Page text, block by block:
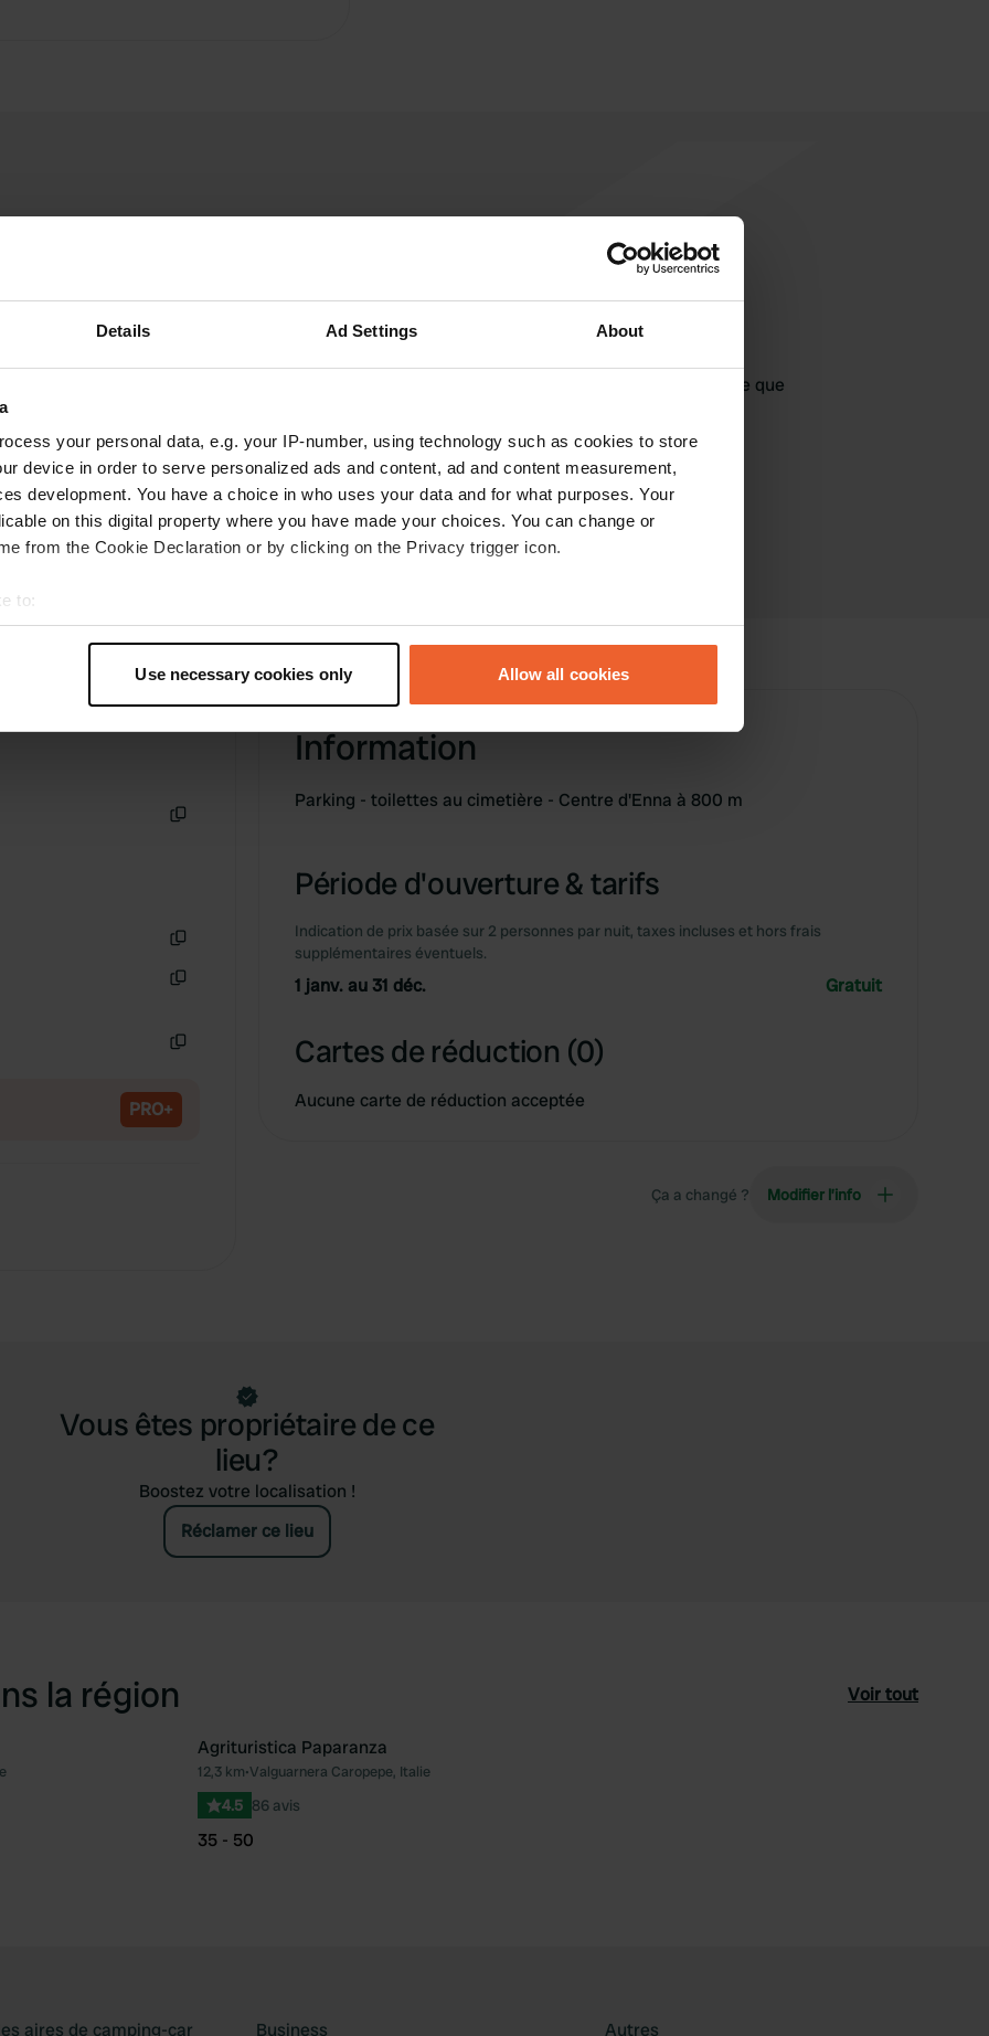
Details Ad Settings About
your personal data, e.g. your IP-number, using technology such as cookies to store
device in order to serve personalized ads and content, ad and content measurement,
development. You have a choice in who uses your data and for what purposes. Your
on this digital property where you have made your choices. You can change or
from the Cookie Declaration or by clicking on the Privacy trigger icon.
to:
geographical location which can be accurate to within several meters
personal data is processed and set your preferences in the
content and ads, to provide social media features and to analyse our traffic. We also share
provided to them or that they’ve collected from your use of their services.
Use necessary cookies only Allow all cookies
nuit paisible. L'accès
; il n'est pas
à gauche, à l'entrée
Ajouter un avis
Vous êtes déjà venu ici ? Dites aux autres ce que
PRO+
Information
Parking - toilettes au cimetière - Centre d'Enna à 800 m
Période d'ouverture & tarifs
Indication de prix basée sur 2 personnes par nuit, taxes incluses et hors frais
supplémentaires éventuels.
1 janv. au 31 déc. Gratuit
Cartes de réduction (0)
Aucune carte de réduction acceptée
Ça a changé ? Modifier l’info
Vous êtes propriétaire de ce
lieu?
Boostez votre localisation !
Réclamer ce lieu
la région Voir tout
Préféré
Agrituristica Paparanza
12,3 km•Valguarnera Caropepe, Italie
4.5 86 avis
35 - 50
aires de camping-car Business Autres